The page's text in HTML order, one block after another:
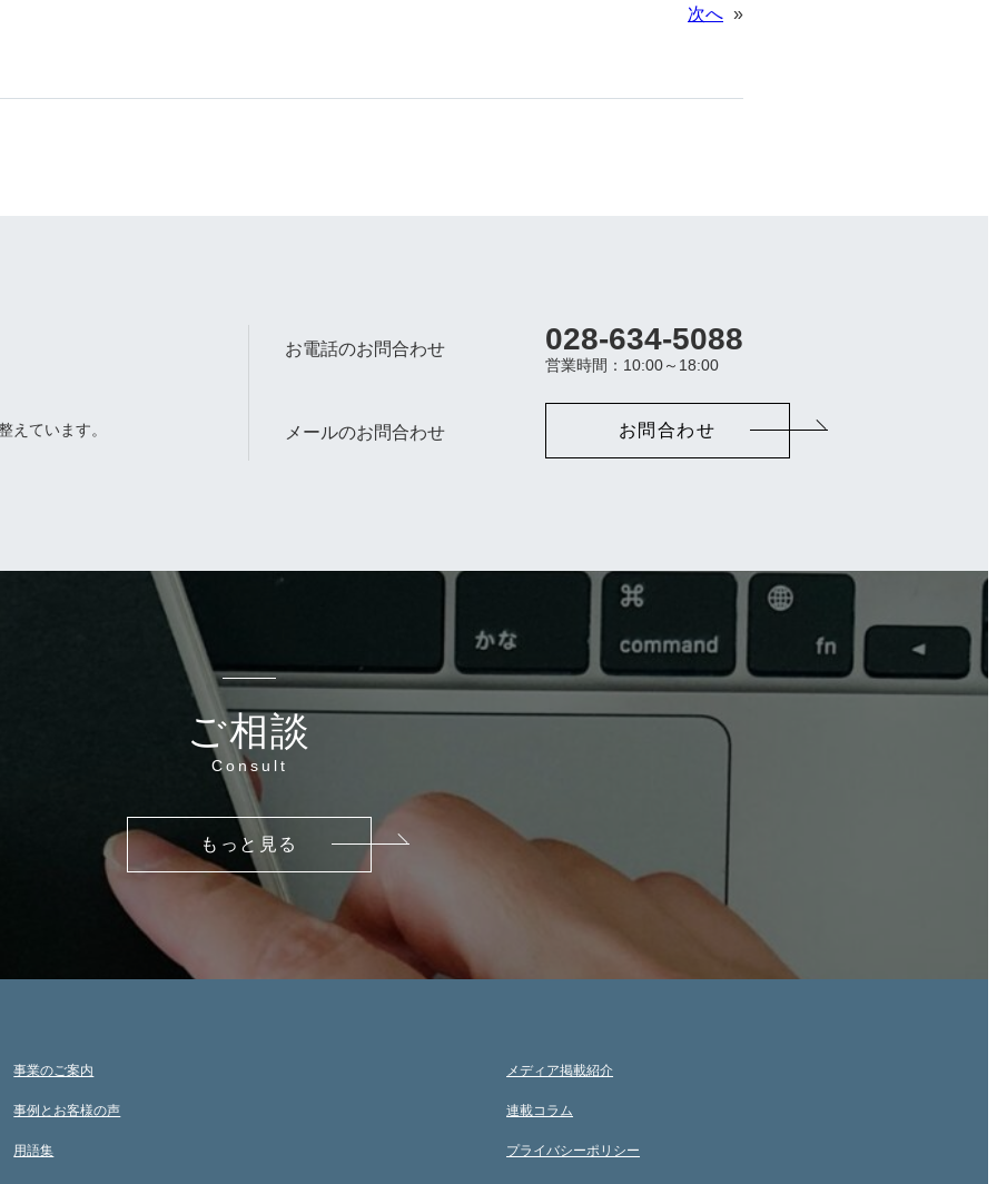
次へ »
えています。
お電話のお問合わせ
カ
ラ
ム
リ
028-634-5088
営業時間：10:00～18:00
メールのお問合わせ お問合わせ
ご相談
Consult
もっと見る
事業のご案内
事例とお客様の声
用語集
メディア掲載紹介
連載コラム
プライバシーポリシー